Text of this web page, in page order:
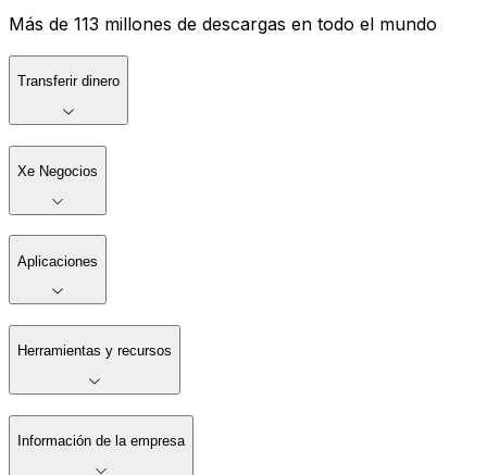
Más de 113 millones de descargas en todo el mundo
Transferir dinero
Xe Negocios
Aplicaciones
Herramientas y recursos
Información de la empresa